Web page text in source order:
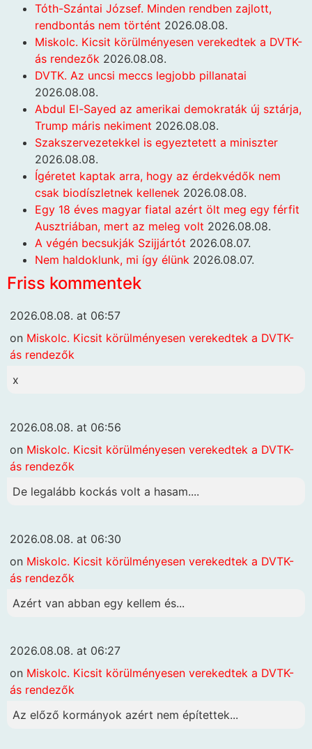
Tóth-Szántai József. Minden rendben zajlott,
rendbontás nem történt 2026.08.08.
Miskolc. Kicsit körülményesen verekedtek a DVTK-
ás rendezők 2026.08.08.
DVTK. Az uncsi meccs legjobb pillanatai
2026.08.08.
Abdul El-Sayed az amerikai demokraták új sztárja,
Trump máris nekiment 2026.08.08.
Szakszervezetekkel is egyeztetett a miniszter
2026.08.08.
Ígéretet kaptak arra, hogy az érdekvédők nem
csak biodíszletnek kellenek 2026.08.08.
Egy 18 éves magyar fiatal azért ölt meg egy férfit
Ausztriában, mert az meleg volt 2026.08.08.
A végén becsukják Szijjártót 2026.08.07.
Nem haldoklunk, mi így élünk 2026.08.07.
Friss kommentek
2026.08.08. at 06:57
on Miskolc. Kicsit körülményesen verekedtek a DVTK-
ás rendezők
x
2026.08.08. at 06:56
on Miskolc. Kicsit körülményesen verekedtek a DVTK-
ás rendezők
De legalább kockás volt a hasam....
2026.08.08. at 06:30
on Miskolc. Kicsit körülményesen verekedtek a DVTK-
ás rendezők
Azért van abban egy kellem és...
2026.08.08. at 06:27
on Miskolc. Kicsit körülményesen verekedtek a DVTK-
ás rendezők
Az előző kormányok azért nem építettek...